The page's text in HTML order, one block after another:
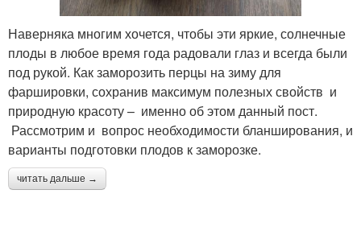
Наверняка многим хочется, чтобы эти яркие, солнечные
плоды в любое время года радовали глаз и всегда были
под рукой. Как заморозить перцы на зиму для
фаршировки, сохранив максимум полезных свойств и
природную красоту – именно об этом данный пост.
Рассмотрим и вопрос необходимости бланширования, и
варианты подготовки плодов к заморозке.
читать дальше →